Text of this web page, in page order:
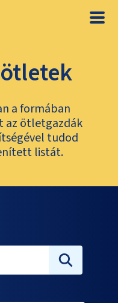
a formában
az ötletgazdák
tudod
listát.